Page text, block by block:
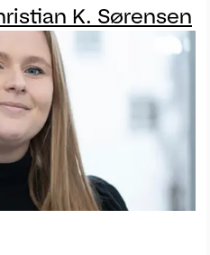
K. Sørensen